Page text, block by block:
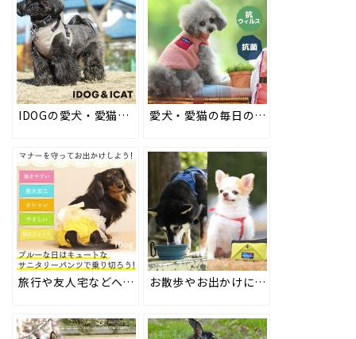
IDOGの愛犬・愛猫の身体を優しく包み込むベスト型ハーネスに新作が登場！ #24 愛犬・愛猫の毎日の衛生管理に。抗ウィルス・抗菌機能加工のmedi+(メディプラス) #63
旅行や友人宅などへのお出かけエチケット、女の子の為のサニタリーパンツ #75 お散歩やお出かけにも◎持ち運びに便利なポータブルトレイ＆折り畳みシリコンフードボウル #147